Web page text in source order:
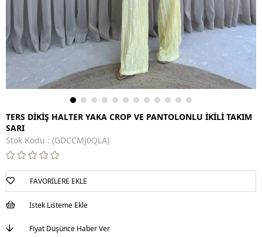
TERS DİKİŞ HALTER YAKA CROP VE PANTOLONLU İKİLİ TAKIM
SARI
Stok Kodu
(GDCCMJ0QLA)
FAVORILERE EKLE
İstek Listeme Ekle
Fiyat Düşünce Haber Ver